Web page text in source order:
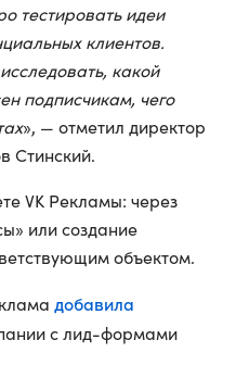
тестировать идеи
клиентов.
какой
подписчикам, чего
», — отметил директор
Стинский.
VK Рекламы: через
или создание
объектом.
добавила
с лид-формами